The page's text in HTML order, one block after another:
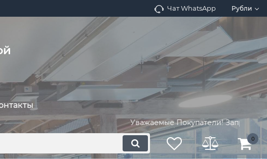
Чат WhatsApp Рубли
Уважаемые Покупатели! Запросите
0